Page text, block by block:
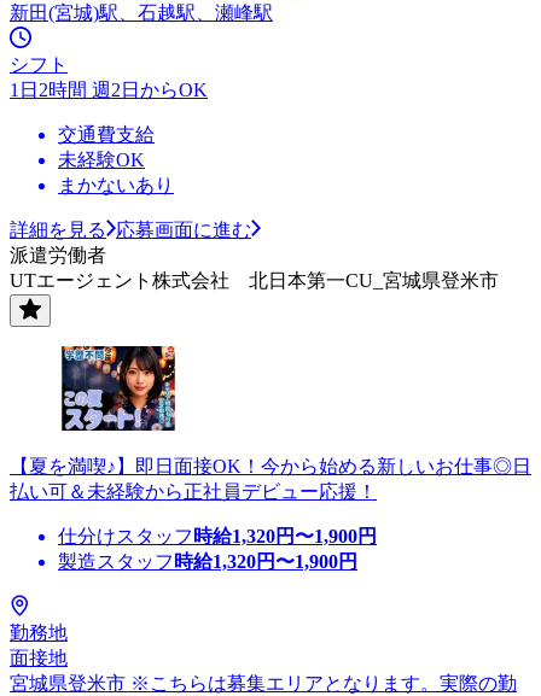
新田(宮城)駅、石越駅、瀬峰駅
シフト
1日2時間 週2日からOK
交通費支給
未経験OK
まかないあり
詳細を見る
応募画面に進む
派遣労働者
UTエージェント株式会社 北日本第一CU_宮城県登米市
【夏を満喫♪】即日面接OK！今から始める新しいお仕事◎日
払い可＆未経験から正社員デビュー応援！
仕分けスタッフ 時給1,320円〜1,900円
製造スタッフ 時給1,320円〜1,900円
勤務地
面接地
宮城県登米市 ※こちらは募集エリアとなります。実際の勤